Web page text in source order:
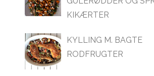
KIKÆRTER
KYLLING M. BAGTE
RODFRUGTER